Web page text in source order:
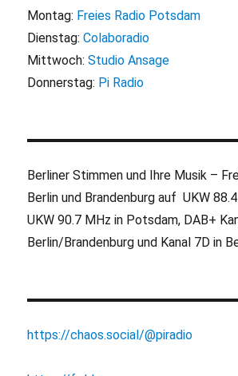
Montag: Freies Radio Potsdam
Dienstag:Colaboradio
Mittwoch:Studio Ansage
Donnerstag: Pi Radio
Berliner Stimmen und Ihre Musik –
Berlin und Brandenburg auf UKW
UKW 90.7 MHz in Potsdam, DAB+
Berlin/Brandenburg und Kanal 7D in
https://chaos.social/@piradio